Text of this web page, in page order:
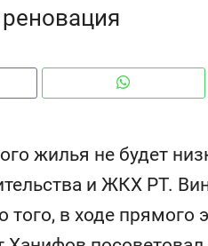
жилья не будет
и ЖКХ РТ.
в ходе прямого
и ВТБ
жилого
Казанью
150
ID